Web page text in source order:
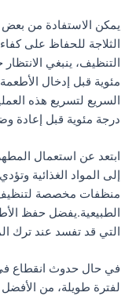
يمكن الاستفادة من بعض
الثلاجة للحفاظ على
مئوية قبل إدخال
درجة مئوية قبل إعادة
ابتعد عن استعمال
إلى المواد الغذائية
منظفات مخصصة لتنظيف
الطبيعية.يفضل حفظ
التي قد تفسد عند ترك
في حال حدوث انقطاع في
لفترة طويلة، من